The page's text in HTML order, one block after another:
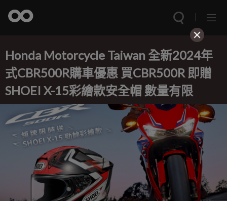
Honda Motorcycle Taiwan 全新2024年
式CBR500R購車優惠 買CBR500R 即贈
SHOEI X-15彩繪款安全帽 數量有限